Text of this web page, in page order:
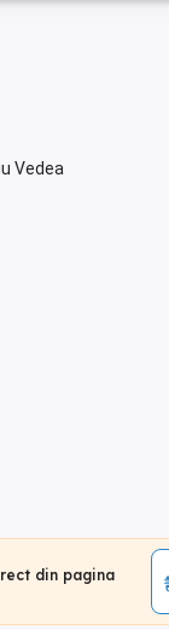
Vedea
din pagina